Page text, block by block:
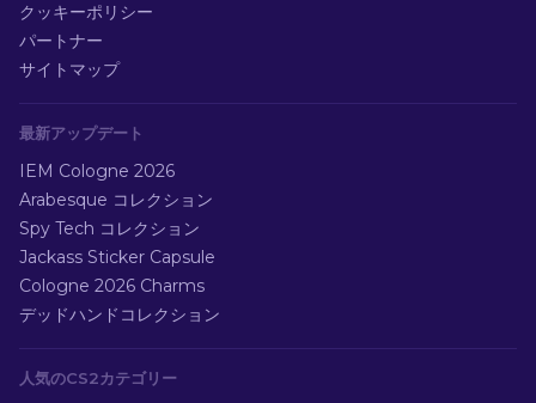
クッキーポリシー
パートナー
サイトマップ
最新アップデート
IEM Cologne 2026
Arabesque コレクション
Spy Tech コレクション
Jackass Sticker Capsule
Cologne 2026 Charms
デッドハンドコレクション
人気のCS2カテゴリー